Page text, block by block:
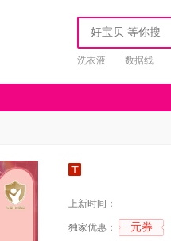
洗衣液 数据线
上新时间：
独家优惠： 元券